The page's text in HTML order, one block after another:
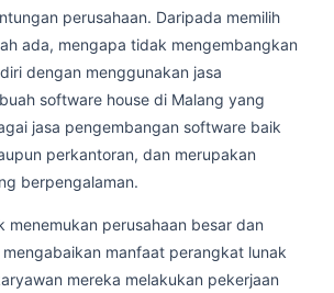
perusahaan. Daripada memilih
ada, mengapa tidak mengembangkan
dengan menggunakan jasa
software house di Malang yang
jasa pengembangan software baik
perkantoran, dan merupakan
berpengalaman.
menemukan perusahaan besar dan
manfaat perangkat lunak
mereka melakukan pekerjaan